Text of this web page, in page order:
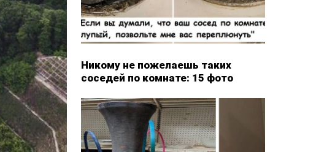
Никому не пожелаешь таких
соседей по комнате: 15 фото